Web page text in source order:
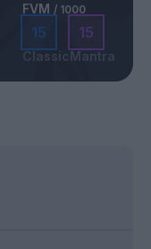
FVM / 1000
15
Classic
15
Mantra